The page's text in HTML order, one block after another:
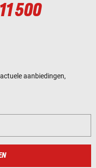
500
aanbiedingen,